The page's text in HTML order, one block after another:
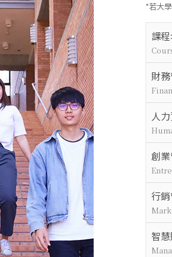
*若大
課
財
人
創
行
智